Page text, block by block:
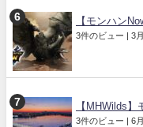
【モンハン
3件のビュー | 3
【MHWilds】
3件のビュー | 6